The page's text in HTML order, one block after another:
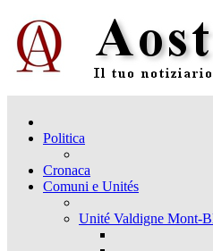
Politica
Cronaca
Comuni e Unités
Unité Valdigne Mont-